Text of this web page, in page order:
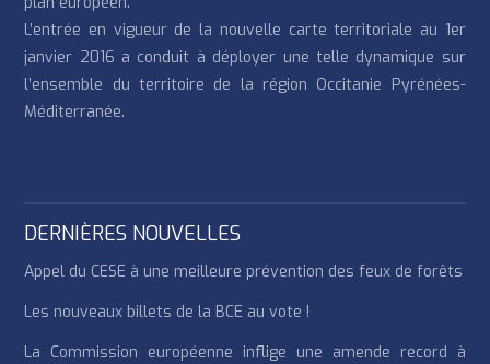
L’entrée en vigueur de la nouvelle carte territoriale au 1er
janvier 2016 a conduit à déployer une telle dynamique sur
l’ensemble du territoire de la région Occitanie Pyrénées-
Méditerranée.
DERNIÈRES NOUVELLES
Appel du CESE à une meilleure prévention des feux de forêts
Les nouveaux billets de la BCE au vote !
La Commission européenne inflige une amende record à